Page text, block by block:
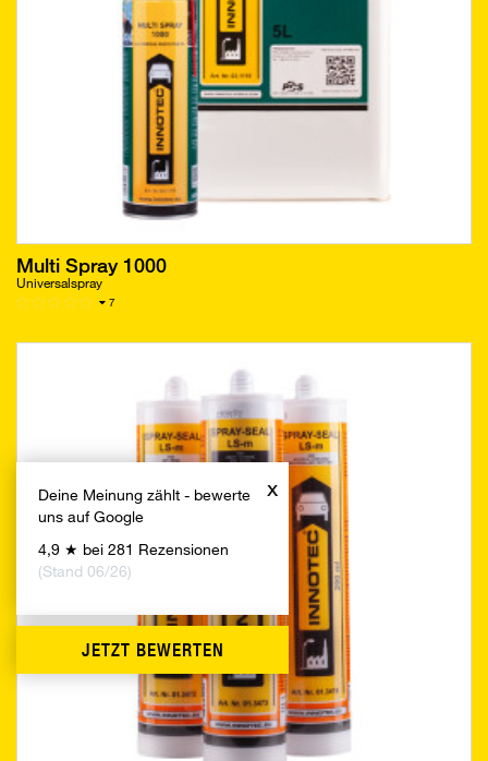
x
Deine Meinung zählt - bewerte
uns auf Google
4,9 ★ bei 281 Rezensionen
(Stand 06/26)
JETZT BEWERTEN
Multi Spray 1000
Universalspray
7